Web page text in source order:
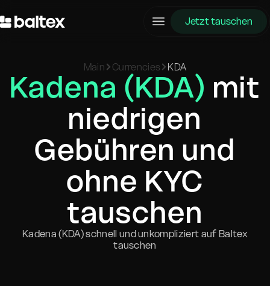
Jetzt tauschen
Main Currencies KDA
Kadena (KDA) mit
niedrigen
Gebühren und
ohne KYC
tauschen
Kadena (KDA) schnell und unkompliziert auf Baltex
tauschen